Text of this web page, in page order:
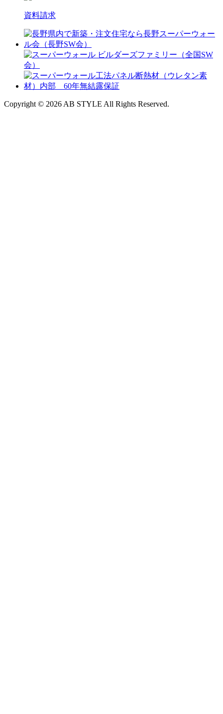
資料請求
Copyright © 2026 AB STYLE All Rights Reserved.